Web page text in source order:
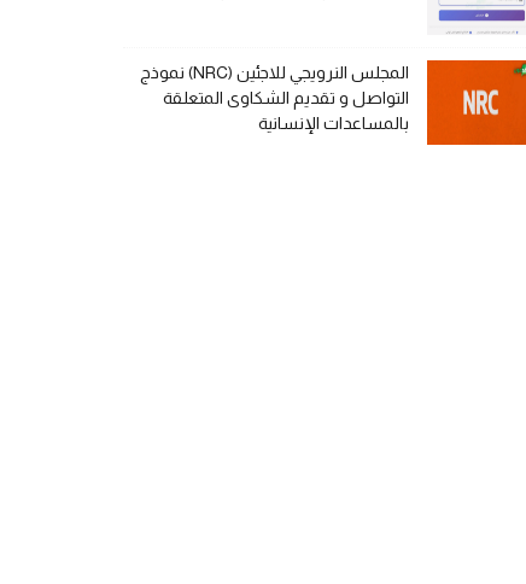
المجلس النرويجي للاجئين (NRC) نموذج
التواصل و تقديم الشكاوى المتعلقة
بالمساعدات الإنسانية